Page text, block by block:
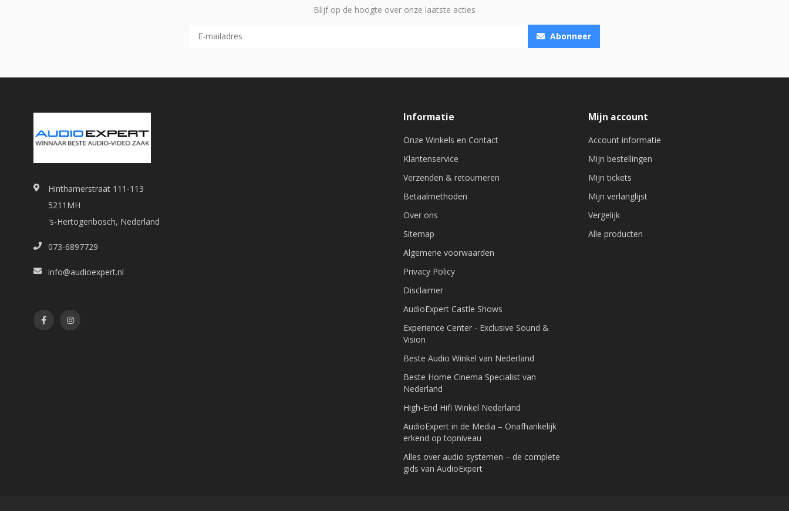
Blijf op de hoogte over onze laatste acties
Abonneer
Hinthamerstraat 111-113
5211MH
's-Hertogenbosch, Nederland
073-6897729
info@audioexpert.nl
Informatie
Onze Winkels en Contact
Klantenservice
Verzenden & retourneren
Betaalmethoden
Over ons
Sitemap
Algemene voorwaarden
Privacy Policy
Disclaimer
AudioExpert Castle Shows
Experience Center - Exclusive Sound &
Vision
Beste Audio Winkel van Nederland
Beste Home Cinema Specialist van
Nederland
High-End Hifi Winkel Nederland
AudioExpert in de Media – Onafhankelijk
erkend op topniveau
Alles over audio systemen – de complete
gids van AudioExpert
Mijn account
Account informatie
Mijn bestellingen
Mijn tickets
Mijn verlanglijst
Vergelijk
Alle producten